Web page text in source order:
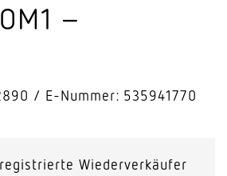
–
E-Nummer: 535941770
Wiederverkäufer